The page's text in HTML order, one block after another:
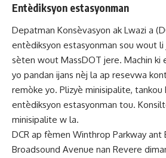
Entèdiksyon estasyonman
Depatman Konsèvasyon ak Lwazi a
entèdiksyon estasyonman sou wout li
sèten wout MassDOT jere. Machin ki
yo pandan ijans nèj la ap resevwa
remòke yo. Plizyè minisipalite, tankou
entèdiksyon estasyonman tou.
minisipalite w la.
DCR ap fèmen Winthrop Parkway ant
Broadsound Avenue nan Revere